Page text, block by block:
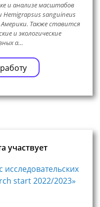
и анализе масштабов
sanguineus
Также ставится
и экологические
а…
участвует
start 2022/2023»